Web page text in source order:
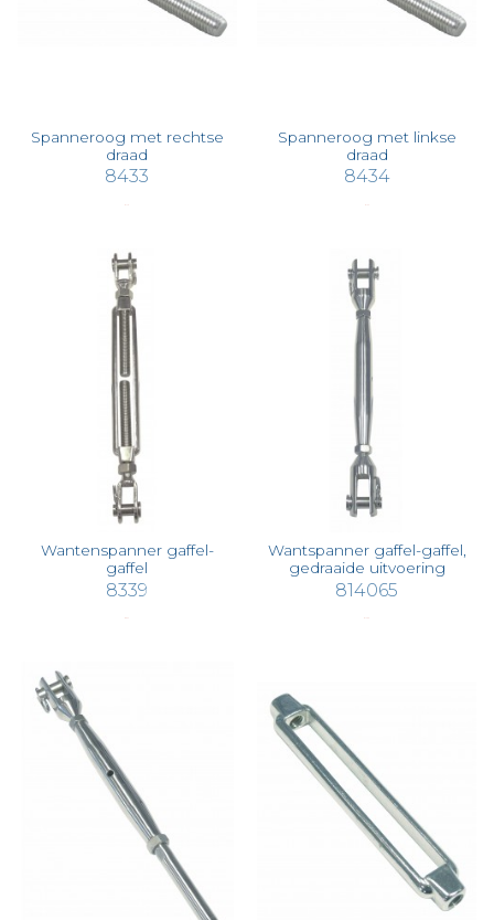
Spanneroog met rechtse
draad
8433
Spanneroog met linkse
draad
8434
Wantenspanner gaffel-
gaffel
8339
Wantspanner gaffel-gaffel,
gedraaide uitvoering
814065